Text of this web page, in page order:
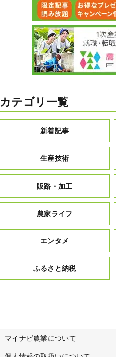
カテゴリ一覧
新着記事
生産技術
販路・加工
農家ライフ
エンタメ
ふるさと納税
マイナビ農業について